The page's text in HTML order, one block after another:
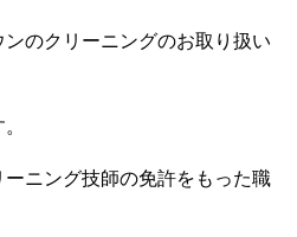
のクリーニングのお取り扱い
ニング技師の免許をもった職